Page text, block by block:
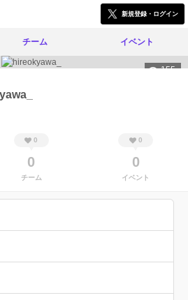
新規登録・ログイン
チーム イベント
155
0
0
チーム
0
0
イベント